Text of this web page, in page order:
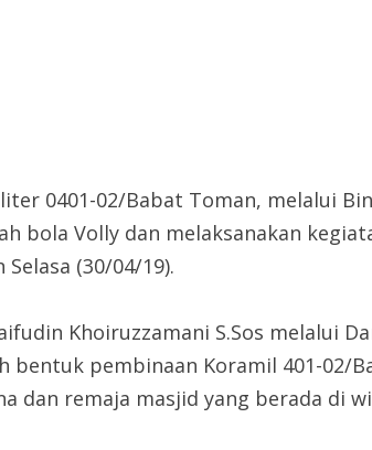
0401-02/Babat Toman, melalui
bola Volly dan melaksanakan
(30/04/19).
Khoiruzzamani S.Sos melalui
bentuk pembinaan Koramil 401-02/
dan remaja masjid yang berada di